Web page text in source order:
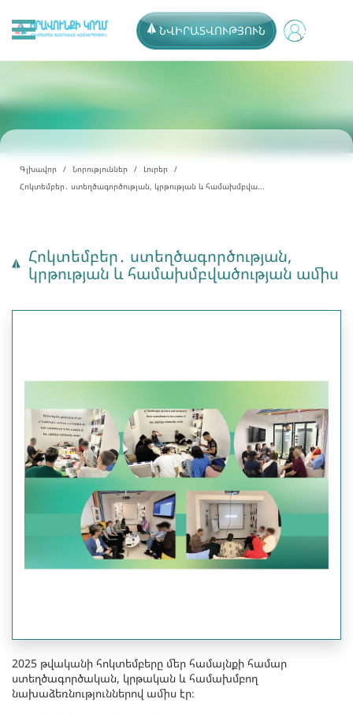
ՆՎԻՐԱՏՎՈՒԹՅՈՒՆ
Գլխավոր Նորություններ
Լուրեր
Հոկտեմբեր․ ստեղծագործության, կրթության և համախմբվա...
Հոկտեմբեր․ ստեղծագործության,
կրթության և համախմբվածության ամիս
2025 թվականի հոկտեմբերը մեր համայնքի համար
ստեղծագործական, կրթական և համախմբող
նախաձեռնություններով ամիս էր։